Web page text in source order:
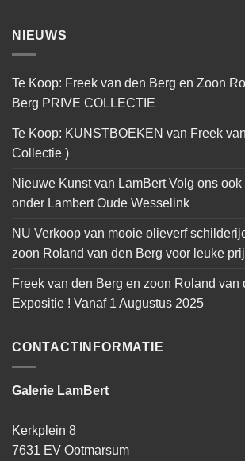
NIEUWS
Te Koop: Freek van den Berg en Zoon
Berg PRIVE COLLECTIE
Te Koop: KUNSTBOEKEN van Freek
Collectie )
Nieuwe Kunst van LamBert Volg ons
onder Lambert Oude Wesselink
NU Verkoop van mooie olieverf
zoon Roland van den Berg voor leuke
Freek van den Berg en zoon Roland van
Expositie ! Vanaf 1 Augustus 2025
CONTACTINFORMATIE
Galerie LamBert
Kerkplein 8
7631 EV Ootmarsum